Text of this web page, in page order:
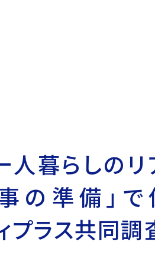
人暮らしの
の準備」
ラス共同調